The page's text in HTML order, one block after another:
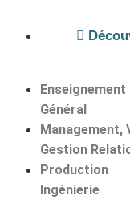
Enseignement
Général
Management,
Gestion
Production
Ingénierie